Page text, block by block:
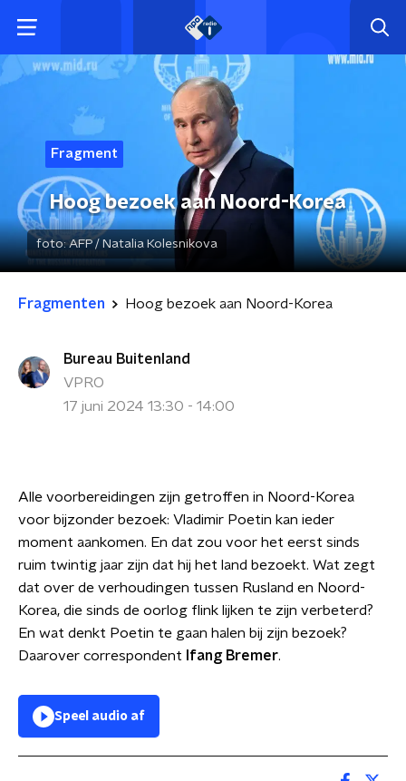
Fragment
Hoog bezoek aan Noord-Korea
foto:AFP / Natalia Kolesnikova
Fragmenten Hoog bezoek aan Noord-Korea
Bureau Buitenland
VPRO
17 juni 2024 13:30 - 14:00
Alle voorbereidingen zijn getroffen in Noord-Korea
voor bijzonder bezoek: Vladimir Poetin kan ieder
moment aankomen. En dat zou voor het eerst sinds
ruim twintig jaar zijn dat hij het land bezoekt. Wat zegt
dat over de verhoudingen tussen Rusland en Noord-
Korea, die sinds de oorlog flink lijken te zijn verbeterd?
En wat denkt Poetin te gaan halen bij zijn bezoek?
Daarover correspondent
Ifang Bremer.
Speel audio af